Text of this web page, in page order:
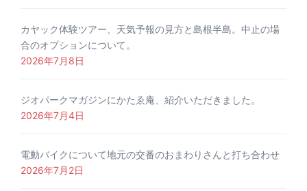
カヤック体験ツアー、天気予報の見方と島根半島。中止の場
合のオプションについて。
2026年7月8日
ジオパークマガジンにかたゑ庵、紹介いただきました。
2026年7月4日
電動バイクについて地元の交番のおまわりさんと打ち合わせ
2026年7月2日